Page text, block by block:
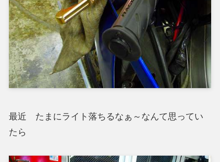
最近 たまにライト落ちるなぁ～なんて思ってい
たら